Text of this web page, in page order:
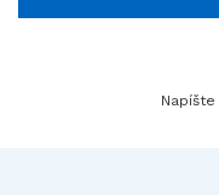
Napíšte